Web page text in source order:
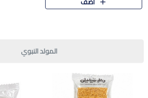
أضف
المولد النبوي